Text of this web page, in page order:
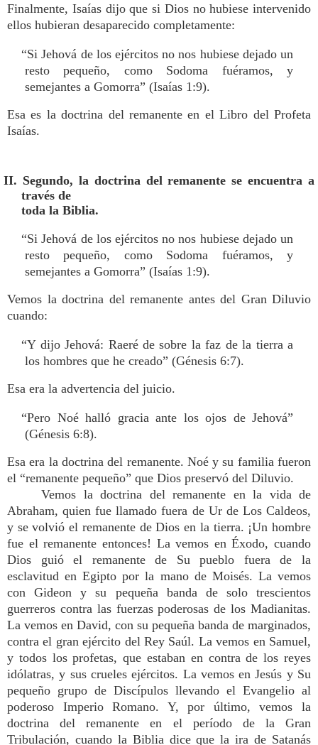
Finalmente, Isaías dijo que si Dios no hubiese intervenido
ellos hubieran desaparecido completamente:
“Si Jehová de los ejércitos no nos hubiese dejado un
resto pequeño, como Sodoma fuéramos, y
semejantes a Gomorra” (Isaías 1:9).
Esa es la doctrina del remanente en el Libro del Profeta
Isaías.
II. Segundo, la doctrina del remanente se encuentra a
través de
toda la Biblia.
“Si Jehová de los ejércitos no nos hubiese dejado un
resto pequeño, como Sodoma fuéramos, y
semejantes a Gomorra” (Isaías 1:9).
Vemos la doctrina del remanente antes del Gran Diluvio
cuando:
“Y dijo Jehová: Raeré de sobre la faz de la tierra a
los hombres que he creado” (Génesis 6:7).
Esa era la advertencia del juicio.
“Pero Noé halló gracia ante los ojos de Jehová”
(Génesis 6:8).
Esa era la doctrina del remanente. Noé y su familia fueron
el “remanente pequeño” que Dios preservó del Diluvio.
Vemos la doctrina del remanente en la vida de
Abraham, quien fue llamado fuera de Ur de Los Caldeos,
y se volvió el remanente de Dios en la tierra. ¡Un hombre
fue el remanente entonces! La vemos en Éxodo, cuando
Dios guió el remanente de Su pueblo fuera de la
esclavitud en Egipto por la mano de Moisés. La vemos
con Gideon y su pequeña banda de solo trescientos
guerreros contra las fuerzas poderosas de los Madianitas.
La vemos en David, con su pequeña banda de marginados,
contra el gran ejército del Rey Saúl. La vemos en Samuel,
y todos los profetas, que estaban en contra de los reyes
idólatras, y sus crueles ejércitos. La vemos en Jesús y Su
pequeño grupo de Discípulos llevando el Evangelio al
poderoso Imperio Romano. Y, por último, vemos la
doctrina del remanente en el período de la Gran
Tribulación, cuando la Biblia dice que la ira de Satanás